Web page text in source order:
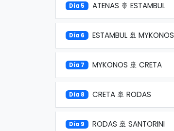
Día 5 ATENAS 🚢 ESTAMBUL
Día 6 ESTAMBUL 🚢 MYKONOS
Día 7 MYKONOS 🚢 CRETA
Día 8 CRETA 🚢 RODAS
Día 9 RODAS 🚢 SANTORINI